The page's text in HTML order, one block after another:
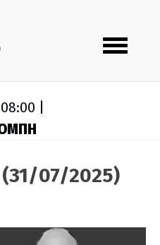
Toggle
navigation
|
07/2025)